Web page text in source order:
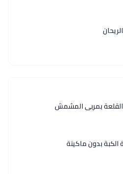
بمربى المشمش
بدون ماكينة